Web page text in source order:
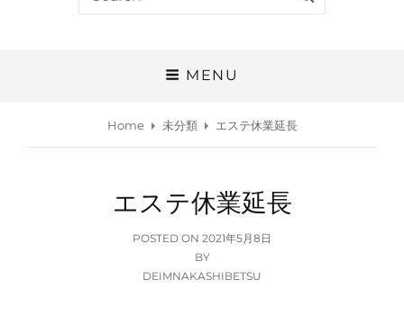
for:
MENU
Home 未分類 エステ休業延長
エステ休業延長
POSTED ON POSTED
ON
2021年5月8日
BY
DEIMNAKASHIBETSU